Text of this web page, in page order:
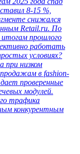
8-15 %,
снижался
Retail.ru. По
прошлого
работать
условиях?
при низком
в fashion-
проверенные
модулей.
трафика
конкурентным